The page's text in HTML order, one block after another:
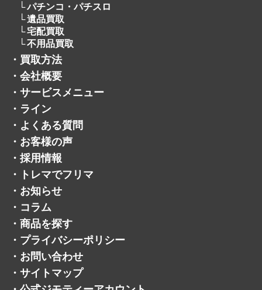
パチンコ・パチスロ
遺品買取
宅配買取
不用品買取
・ 買取方法
・ 会社概要
・ サービスメニュー
・ ライン
・ よくある質問
・ お客様の声
・ 採用情報
・
トレマでフリマ
・ お知らせ
・ コラム
・ 商品を探す
・ プライバシーポリシー
・ お問い合わせ
・ サイトマップ